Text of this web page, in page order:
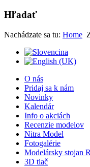
Hľadať
Nachádzate sa tu: Home
O nás
Pridaj sa k nám
Novinky
Kalendár
Info o akciách
Recenzie modelov
Nitra Model
Fotogalérie
Modelársky stojan
3D tlač